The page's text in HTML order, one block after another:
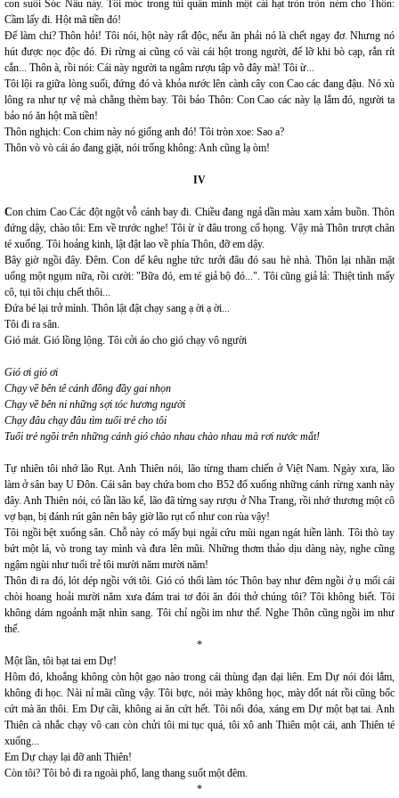
con suối Sóc Nâu này. Tôi móc trong túi quần mình một cái hạt tròn tròn ném cho Thôn:
Cầm lấy đi. Hột mã tiền đó!
Để làm chi? Thôn hỏi! Tôi nói, hột này rất độc, nếu ăn phải nó là chết ngay đơ. Nhưng nó
hút được nọc độc đó. Đi rừng ai cũng có vài cái hột trong người, để lỡ khi bò cạp, rắn rít
cắn... Thôn à, rồi nói: Cái này người ta ngâm rượu tập võ đây mà! Tôi ừ...
Tôi lội ra giữa lòng suối, đứng đó và khỏa nước lên cành cây con Cao các đang đậu. Nó xù
lông ra như tự vệ mà chẳng thèm bay. Tôi bảo Thôn: Con Cao các này lạ lắm đó, người ta
bảo nó ăn hột mã tiền!
Thôn nghịch: Con chim này nó giống anh đó! Tôi tròn xoe: Sao a?
Thôn vò vò cái áo đang giặt, nói trống không: Anh cũng lạ òm!
IV
Con chim Cao Các đột ngột vỗ cánh bay đi. Chiều đang ngả dần màu xam xảm buồn. Thôn
đứng dậy, chào tôi: Em về trước nghe! Tôi ừ ừ đâu trong cổ họng. Vậy mà Thôn trượt chân
té xuống. Tôi hoảng kinh, lật đật lao về phía Thôn, đỡ em dậy.
Bây giờ ngồi đây. Đêm. Con dế kêu nghe tức tưởi đâu đó sau hè nhà. Thôn lại nhăn mặt
uống một ngụm nữa, rồi cười: "Bữa đó, em té giả bộ đó...". Tôi cũng giả lả: Thiệt tình mấy
cô, tụi tôi chịu chết thôi...
Đứa bé lại trở mình. Thôn lật đật chạy sang ạ ời ạ ời...
Tôi đi ra sân.
Gió mát. Gió lồng lộng. Tôi cởi áo cho gió chạy vô người
Gió ơi gió ơi
Chạy về bên tê cánh đồng đầy gai nhọn
Chạy về bên ni những sợi tóc hương người
Chạy đâu chạy đâu tìm tuổi trẻ cho tôi
Tuổi trẻ ngồi trên những cánh gió chào nhau chào nhau mà rơi nước mắt!
Tự nhiên tôi nhớ lão Rụt. Anh Thiên nói, lão từng tham chiến ở Việt Nam. Ngày xưa, lão
làm ở sân bay U Đôn. Cái sân bay chứa bom cho B52 đổ xuống những cánh rừng xanh này
đây. Anh Thiên nói, có lần lão kể, lão đã từng say rượu ở Nha Trang, rồi nhớ thương một cô
vợ bạn, bị đánh rút gân nên bây giờ lão rụt cổ như con rùa vậy!
Tôi ngồi bệt xuống sân. Chỗ này có mấy bụi ngải cứu mùi ngan ngát hiền lành. Tôi thò tay
bứt một lá, vò trong tay mình và đưa lên mũi. Những thơm thảo dịu dàng này, nghe cũng
ngậm ngùi như tuổi trẻ tôi mười năm mười năm!
Thôn đi ra đó, lót dép ngồi với tôi. Gió có thổi làm tóc Thôn bay như đêm ngồi ở ụ mối cái
chòi hoang hoải mười năm xưa đám trai tơ đói ăn đói thở chúng tôi? Tôi không biết. Tôi
không dám ngoảnh mặt nhìn sang. Tôi chỉ ngồi im như thế. Nghe Thôn cũng ngồi im như
thế.
*
Một lần, tôi bạt tai em Dự!
Hôm đó, khoắng không còn hột gạo nào trong cái thùng đạn đại liên. Em Dự nói đói lắm,
không đi học. Nài nỉ mãi cũng vậy. Tôi bực, nói mày không học, mày dốt nát rồi cũng bốc
cứt mà ăn thôi. Em Dự cãi, không ai ăn cứt hết. Tôi nổi đóa, xáng em Dự một bạt tai. Anh
Thiên cà nhắc chạy vô can còn chửi tôi mi tục quá, tôi xô anh Thiên một cái, anh Thiên té
xuống...
Em Dự chạy lại đỡ anh Thiên!
Còn tôi? Tôi bỏ đi ra ngoài phố, lang thang suốt một đêm.
*